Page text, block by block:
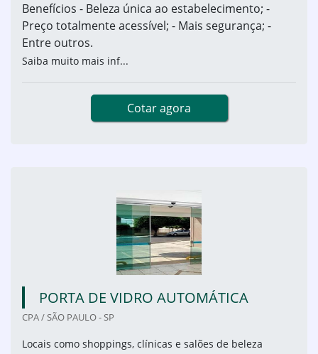
Benefícios - Beleza única ao estabelecimento; -
Preço totalmente acessível; - Mais segurança; -
Entre outros.
Saiba muito mais inf...
Cotar agora
PORTA DE VIDRO AUTOMÁTICA
CPA / SÃO PAULO - SP
Locais como shoppings, clínicas e salões de beleza